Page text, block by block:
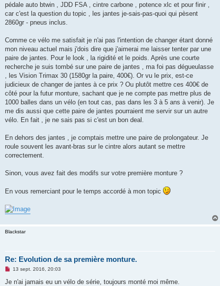
pédale auto btwin , JDD FSA , cintre carbone , potence xlc et pour finir ,
car c'est la question du topic , les jantes je-sais-pas-quoi qui pèsent
2860gr - pneus inclus.
Comme ce vélo me satisfait je n'ai pas l'intention de changer étant donné
mon niveau actuel mais j'dois dire que j'aimerai me laisser tenter par une
paire de jantes. Pour le look , la rigidité et le poids. Après une courte
recherche je suis tombé sur une paire de jantes , ma foi pas dégueulasse
, les Vision Trimax 30 (1580gr la paire, 400€). Or vu le prix, est-ce
judicieux de changer de jantes à ce prix ? Ou plutôt mettre ces 400€ de
côté pour la futur monture, sachant que je ne compte pas mettre plus de
1000 balles dans un vélo (en tout cas, pas dans les 3 à 5 ans à venir). Je
me dis aussi que cette paire de jantes pourraient me servir sur un autre
vélo. En fait , je ne sais pas si c'est un bon deal.
En dehors des jantes , je comptais mettre une paire de prolongateur. Je
roule souvent les avant-bras sur le cintre alors autant se mettre
correctement.
Sinon, vous avez fait des modifs sur votre première monture ?
En vous remerciant pour le temps accordé à mon topic
Blackstar
Re: Evolution de sa première monture.
M
s
13 sept. 2016, 20:03
Je n'ai jamais eu un vélo de série, toujours monté moi même.